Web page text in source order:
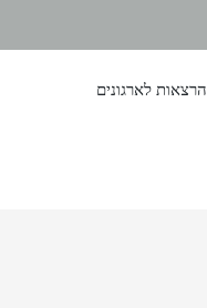
הרצאות לארגונים